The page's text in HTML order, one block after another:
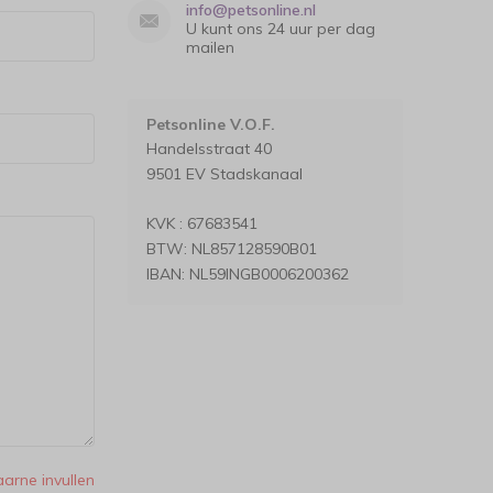
invullen
info@petsonline.nl
U kunt ons 24 uur per dag
mailen
Petsonline V.O.F.
Handelsstraat 40
9501 EV Stadskanaal
KVK : 67683541
BTW: NL857128590B01
IBAN: NL59INGB0006200362